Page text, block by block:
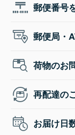
郵便番号
郵便局・
荷物のお
再配達の
お届け日